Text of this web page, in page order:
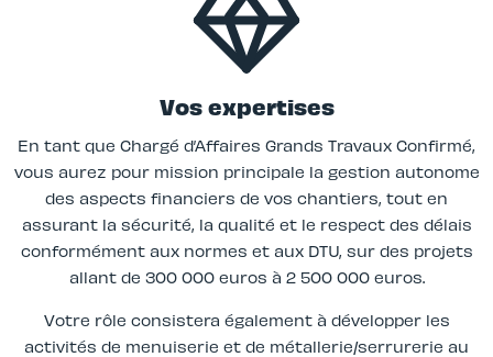
Vos expertises
En tant que Chargé d’Affaires Grands Travaux Confirmé,
vous aurez pour mission principale la gestion autonome
des aspects financiers de vos chantiers, tout en
assurant la sécurité, la qualité et le respect des délais
conformément aux normes et aux DTU, sur des projets
allant de 300 000 euros à 2 500 000 euros.
Votre rôle consistera également à développer les
activités de menuiserie et de métallerie/serrurerie au